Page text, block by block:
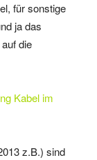
für sonstige
ja das
die
Kabel im
z.B.) sind